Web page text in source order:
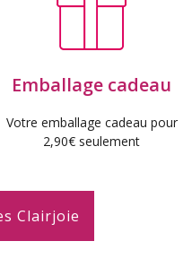
Emballage cadeau
Votre emballage cadeau pour
2,90€ seulement
Clairjoie